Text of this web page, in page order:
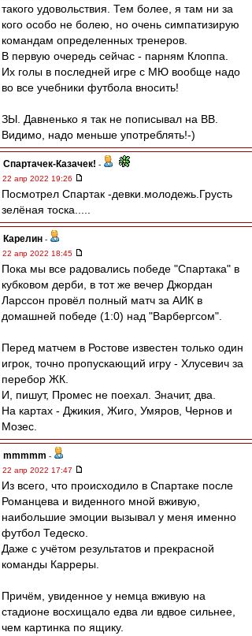
такого удовольствия. Тем более, я там ни за
кого особо не болею, но очень симпатизирую
командам определенных тренеров.
В первую очередь сейчас - парням Клоппа.
Их голы в последней игре с МЮ вообще надо
во все учебники футбола вносить!
ЗЫ. Давненько я так не пописывал на ВВ.
Видимо, надо меньше употреблять!-)
Спартачек-Казачек! -
22 апр 2022 19:26
Посмотрел Спартак -девки.молодежь.Грусть
зелёная тоска.....
Карелин -
22 апр 2022 18:45
Пока мы все радовались победе "Спартака" в
кубковом дерби, в тот же вечер Джордан
Ларссон провёл полный матч за АИК в
домашней победе (1:0) над "Варбергсом".
Перед матчем в Ростове известен только один
игрок, точно пропускающий игру - Хлусевич за
перебор ЖК.
И, пишут, Промес не поехал. Значит, два.
На картах - Джикия, Жиго, Умяров, Чернов и
Мозес.
mmmmm -
22 апр 2022 17:47
Из всего, что происходило в Спартаке после
Романцева и виденного мной вживую,
наибольшие эмоции вызывал у меня именно
футбол Тедеско.
Даже с учётом результатов и прекрасной
команды Карреры.
Причём, увиденное у немца вживую на
стадионе восхищало едва ли вдвое сильнее,
чем картинка по ящику.